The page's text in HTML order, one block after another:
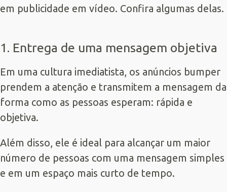
em publicidade em vídeo. Confira algumas delas.
1. Entrega de uma mensagem objetiva
Em uma cultura imediatista, os anúncios bumper
prendem a atenção e transmitem a mensagem da
forma como as pessoas esperam: rápida e
objetiva.
Além disso, ele é ideal para alcançar um maior
número de pessoas com uma mensagem simples
e em um espaço mais curto de tempo.